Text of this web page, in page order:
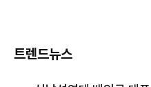
트렌드뉴스